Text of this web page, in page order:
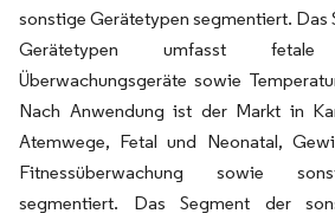
sonstige Gerätetypen segmentiert. Das
Gerätetypen umfasst
Überwachungsgeräte sowie
Nach Anwendung ist der Markt in
Atemwege, Fetal und Neonatal,
Fitnessüberwachung sowie
segmentiert. Das Segment der